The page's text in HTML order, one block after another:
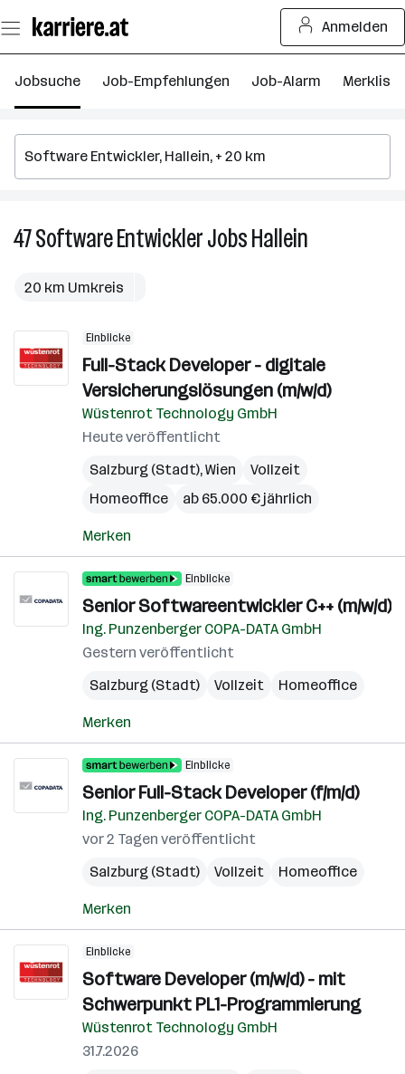
Seiteninhalt
springen
Anmelden
Jobsuche Job-Empfehlungen Job-Alarm Merkliste
47Software EntwicklerJobsHallein
20 km Umkreis
Einblicke
Full-Stack Developer - digitale
Versicherungslösungen (m/w/d)
Wüstenrot Technology GmbH
Heute veröffentlicht
Salzburg (Stadt),Wien
Vollzeit
Homeoffice
ab 65.000 € jährlich
Merken
Einblicke
Senior Softwareentwickler C++ (m/w/d)
Ing. Punzenberger COPA-DATA GmbH
Gestern veröffentlicht
Salzburg (Stadt)
Vollzeit Homeoffice
Merken
Einblicke
Senior Full-Stack Developer (f/m/d)
Ing. Punzenberger COPA-DATA GmbH
vor 2 Tagen veröffentlicht
Salzburg (Stadt)
Vollzeit Homeoffice
Merken
Einblicke
Software Developer (m/w/d) - mit
Schwerpunkt PL1-Programmierung
Wüstenrot Technology GmbH
31.7.2026